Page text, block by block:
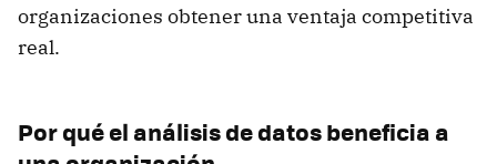
organizaciones obtener una ventaja competitiva
real.
Por qué el análisis de datos beneficia a